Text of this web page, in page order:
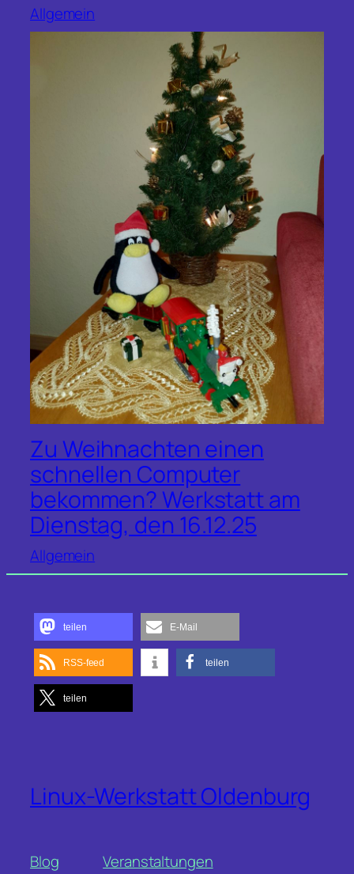
Allgemein
Zu Weihnachten einen
schnellen Computer
bekommen? Werkstatt am
Dienstag, den 16.12.25
Allgemein
teilen E-Mail
RSS-feed teilen
teilen
Linux-Werkstatt Oldenburg
Blog
Veranstaltungen